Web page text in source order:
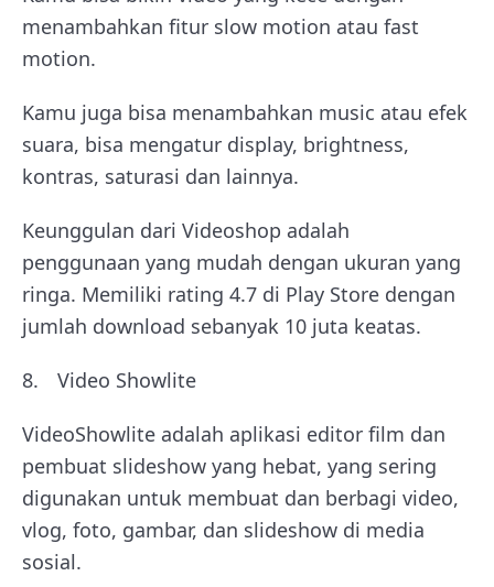
menambahkan fitur slow motion atau fast
motion.
Kamu juga bisa menambahkan music atau efek
suara, bisa mengatur display, brightness,
kontras, saturasi dan lainnya.
Keunggulan dari Videoshop adalah
penggunaan yang mudah dengan ukuran yang
ringa. Memiliki rating 4.7 di Play Store dengan
jumlah download sebanyak 10 juta keatas.
Video Showlite
VideoShowlite adalah aplikasi editor film dan
pembuat slideshow yang hebat, yang sering
digunakan untuk membuat dan berbagi video,
vlog, foto, gambar, dan slideshow di media
sosial.